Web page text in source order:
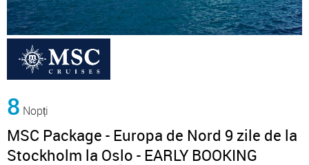
8 Nopți
MSC Package - Europa de Nord 9 zile de la
Stockholm la Oslo - EARLY BOOKING